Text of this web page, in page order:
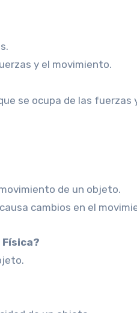
y el movimiento.
se ocupa de las fuerzas
de un objeto.
cambios en el
Física?